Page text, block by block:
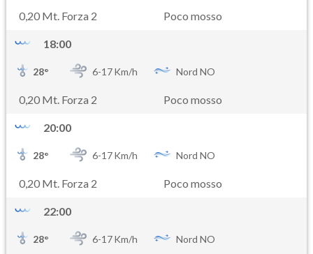
0,20 Mt. Forza 2 Poco mosso
18:00
28° 6-17Km/h Nord NO
0,20 Mt. Forza 2 Poco mosso
20:00
28° 6-17Km/h Nord NO
0,20 Mt. Forza 2 Poco mosso
22:00
28° 6-17Km/h Nord NO